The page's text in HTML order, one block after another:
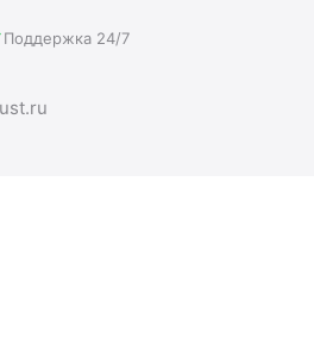
Поддержка 24/7